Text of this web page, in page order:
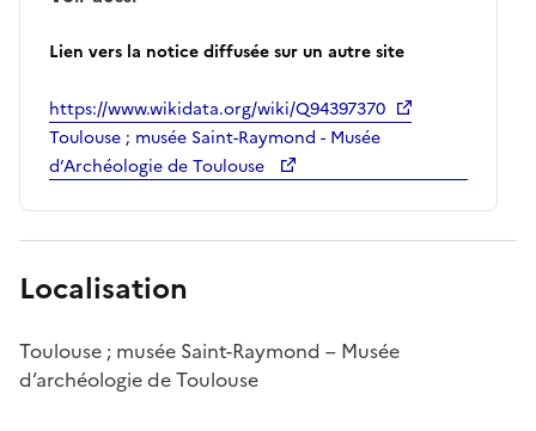
Lien vers la notice diffusée sur un autre site
https://www.wikidata.org/wiki/Q94397370
Toulouse ; musée Saint-Raymond - Musée
d’Archéologie de Toulouse
Localisation
Toulouse ; musée Saint-Raymond – Musée
d’archéologie de Toulouse